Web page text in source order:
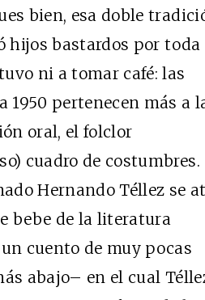
bien, esa doble
hijos bastardos por toda
ni a tomar café: las
1950 pertenecen más a
oral, el folclor
cuadro de costumbres.
Hernando Téllez se
bebe de la literatura
cuento de muy pocas
abajo– en el cual